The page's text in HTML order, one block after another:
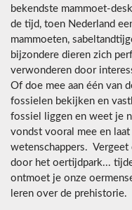
bekendste mammoet-
de tijd, toen Nederland
mammoeten,
bijzondere dieren zich
verwonderen door
Of doe mee aan één van
fossielen bekijken en
fossiel liggen en weet je
vondst vooral mee en
wetenschappers.
door het oertijdpark...
ontmoet je onze
leren over de prehistorie.